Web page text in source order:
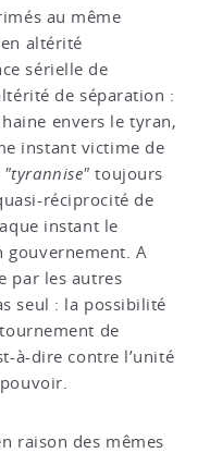
au même
altérité
sérielle de
de séparation :
envers le tyran,
instant victime de
"tyrannise"toujours
réciprocité de
instant le
gouvernement. A
par les autres
seul : la possibilité
de
à-dire contre l’unité
raison des mêmes